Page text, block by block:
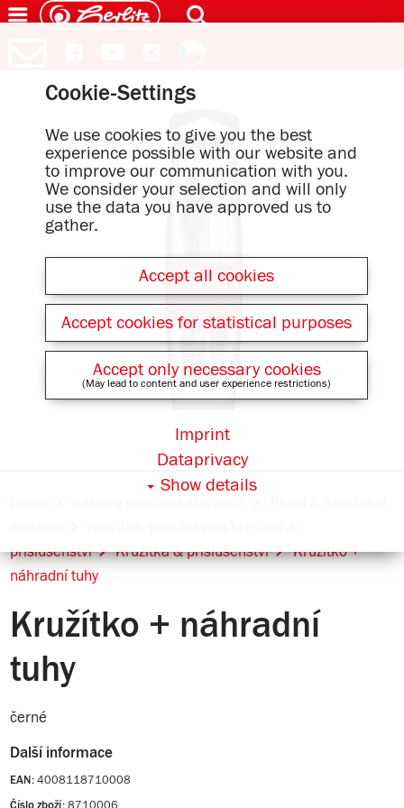
příslušenství
Kružítka & příslušenství
Kružítko +
náhradní tuhy
Kružítko + náhradní
tuhy
černé
Další informace
EAN: 4008118710008
8710006
Cookie-Settings
We use cookies to give you the best
experience possible with our website and
to improve our communication with you.
We consider your selection and will only
use the data you have approved us to
gather.
Accept all cookies
Accept cookies for statistical purposes
Accept only necessary cookies
(May lead to content and user experience restrictions)
Show details
Dataprivacy
Imprint